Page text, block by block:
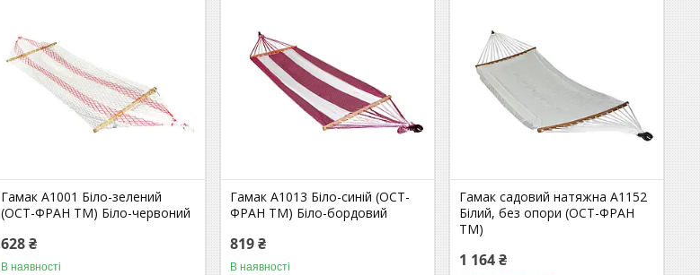
Гамак А1001 Біло-зелений
(ОСТ-ФРАН ТМ) Біло-червоний
628 ₴
В наявності
Гамак А1013 Біло-синій (ОСТ-
ФРАН ТМ) Біло-бордовий
819 ₴
В наявності
Гамак садовий натяжна А1152
Білий, без опори (ОСТ-ФРАН
ТМ)
1 164 ₴